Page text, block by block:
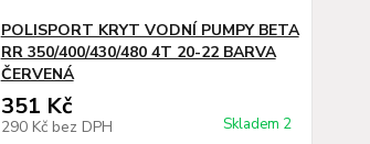
POLISPORT KRYT VODNÍ PUMPY BETA
RR 350/400/430/480 4T 20-22 BARVA
ČERVENÁ
351 Kč
290 Kč bez DPH Skladem 2